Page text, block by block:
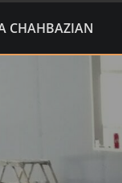
CHAHBAZIAN